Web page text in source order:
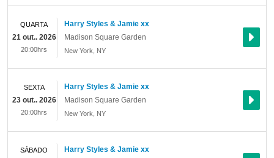
Harry Styles & Jamie xx
Madison Square Garden
New York NY
QUARTA
21 out.. 2026
20:00hrs
Harry Styles & Jamie xx
Madison Square Garden
New York NY
SEXTA
23 out.. 2026
20:00hrs
Harry Styles & Jamie xx
SÁBADO